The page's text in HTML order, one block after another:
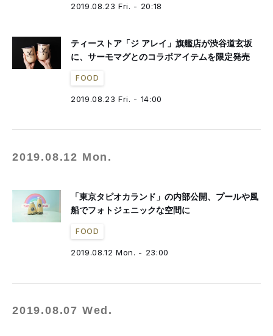
2019.08.23 Fri. - 20:18
ティーストア「ジ アレイ」旗艦店が渋谷道玄坂
に、サーモマグとのコラボアイテムを限定発売
FOOD
2019.08.23 Fri. - 14:00
2019.08.12 Mon.
「東京タピオカランド」の内部公開、プールや風
船でフォトジェニックな空間に
FOOD
2019.08.12 Mon. - 23:00
2019.08.07 Wed.